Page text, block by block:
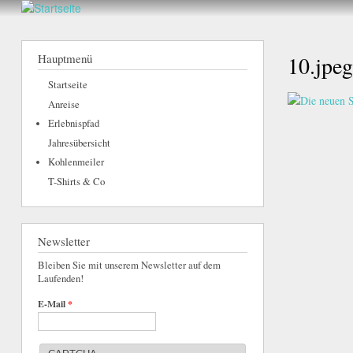
Frankenstein
e.V.
hier
10.jpeg
Hauptmenü
Startseite
Anreise
Erlebnispfad
Jahresübersicht
Kohlenmeiler
T-Shirts & Co
Newsletter
Bleiben Sie mit unserem Newsletter auf dem
Laufenden!
E-Mail*